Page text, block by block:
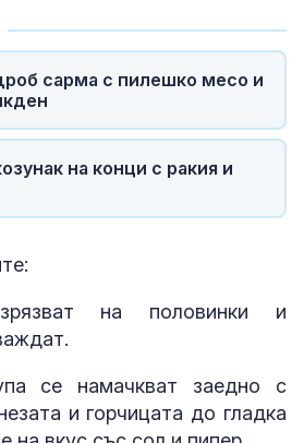
сарма с пилешко месо и
на конци с ракия и
на половинки и
се намачкват заедно с
и горчицата до гладка